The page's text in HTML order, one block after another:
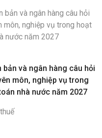
bản và ngân hàng câu hỏi
môn, nghiệp vụ trong
nhà nước năm 2027